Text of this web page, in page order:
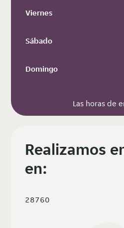
Viernes
Sábado
Domingo
Las horas de
Realizamos
en:
28760